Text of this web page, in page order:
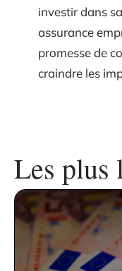
investir dans
assurance
promesse de
craindre les
Les plus